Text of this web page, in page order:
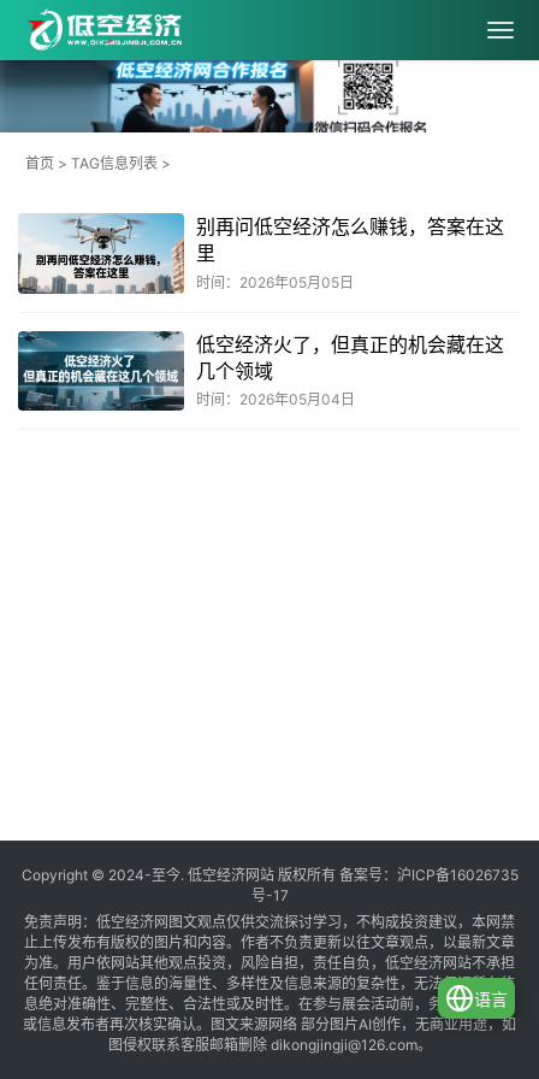
首页 > TAG信息列表 >
别再问低空经济怎么赚钱，答案在这
里
时间：2026年05月05日
低空经济火了，但真正的机会藏在这
几个领域
时间：2026年05月04日
Copyright © 2024-至今. 低空经济网站 版权所有 备案号： 沪ICP备16026735
号-17
免责声明：低空经济网图文观点仅供交流探讨学习，不构成投资建议，本网禁
止上传发布有版权的图片和内容。作者不负责更新以往文章观点，以最新文章
为准。用户依网站其他观点投资，风险自担，责任自负，低空经济网站不承担
任何责任。鉴于信息的海量性、多样性及信息来源的复杂性，无法保证所有信
息绝对准确性、完整性、合法性或及时性。在参与展会活动前，务必与组织方
或信息发布者再次核实确认。图文来源网络 部分图片AI创作，无商业用途，如
图侵权联系客服邮箱删除 dikongjingji@126.com。
语言